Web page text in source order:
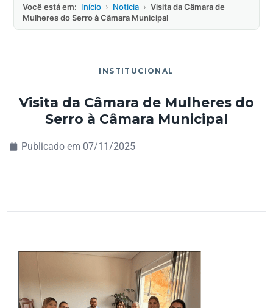
Você está em: Início › Noticia › Visita da Câmara de
Mulheres do Serro à Câmara Municipal
INSTITUCIONAL
Visita da Câmara de Mulheres do
Serro à Câmara Municipal
Publicado em 07/11/2025